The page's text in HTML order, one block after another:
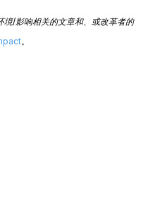
境/影响相关的文章和、或改革者的
。